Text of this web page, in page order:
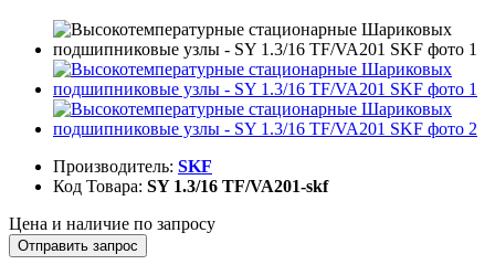
Производитель: SKF
Код Товара: SY 1.3/16 TF/VA201-skf
Цена и наличие по запросу
Отправить запрос